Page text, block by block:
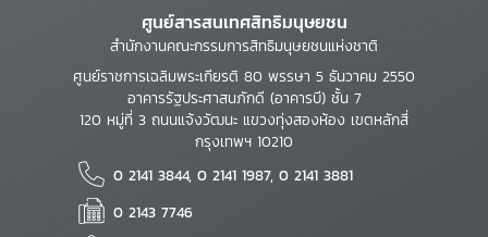
ศูนย์สารสนเทศสิทธิมนุษยชน
สำนักงานคณะกรรมการสิทธิมนุษยชนแห่งชาติ
ศูนย์ราชการเฉลิมพระเกียรติ 80 พรรษา 5 ธันวาคม 2550
อาคารรัฐประศาสนภักดี (อาคารบี) ชั้น 7
120 หมู่ที่ 3 ถนนแจ้งวัฒนะ แขวงทุ่งสองห้อง เขตหลักสี่
กรุงเทพฯ 10210
0 2141 3844, 0 2141 1987, 0 2141 3881
0 2143 7746